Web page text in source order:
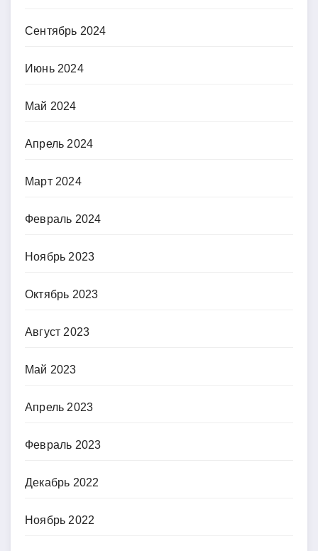
Сентябрь 2024
Июнь 2024
Май 2024
Апрель 2024
Март 2024
Февраль 2024
Ноябрь 2023
Октябрь 2023
Август 2023
Май 2023
Апрель 2023
Февраль 2023
Декабрь 2022
Ноябрь 2022